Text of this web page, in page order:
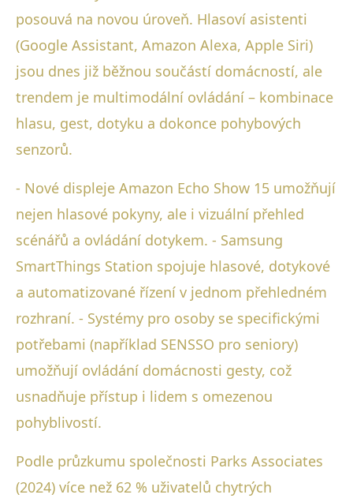
posouvá na novou úroveň. Hlasoví asistenti
(Google Assistant, Amazon Alexa, Apple Siri)
jsou dnes již běžnou součástí domácností, ale
trendem je multimodální ovládání – kombinace
hlasu, gest, dotyku a dokonce pohybových
senzorů.
- Nové displeje Amazon Echo Show 15 umožňují
nejen hlasové pokyny, ale i vizuální přehled
scénářů a ovládání dotykem. - Samsung
SmartThings Station spojuje hlasové, dotykové
a automatizované řízení v jednom přehledném
rozhraní. - Systémy pro osoby se specifickými
potřebami (například SENSSO pro seniory)
umožňují ovládání domácnosti gesty, což
usnadňuje přístup i lidem s omezenou
pohyblivostí.
Podle průzkumu společnosti Parks Associates
(2024) více než 62 % uživatelů chytrých